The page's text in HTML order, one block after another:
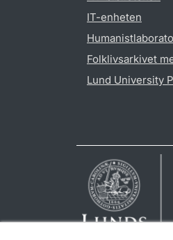
IT-enheten
Folklivsarkivet
Lund University